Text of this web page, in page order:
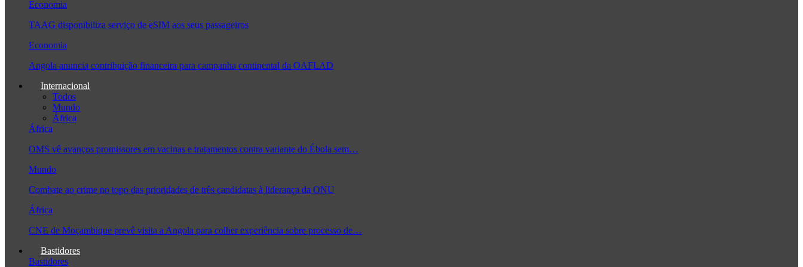
Economia
TAAG disponibiliza serviço de eSIM aos seus passageiros
Economia
Angola anuncia contribuição financeira para campanha continental da OAFLAD
Internacional
Todos
Mundo
África
África
OMS vê avanços promissores em vacinas e tratamentos contra variante do Ébola sem…
Mundo
Combate ao crime no topo das prioridades de três candidatas à liderança da ONU
África
CNE de Moçambique prevê visita a Angola para colher experiência sobre processo de…
Bastidores
Bastidores